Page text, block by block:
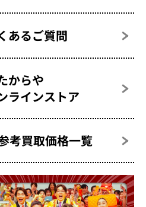
あるご質問
からや
ラインストア
考買取価格一覧